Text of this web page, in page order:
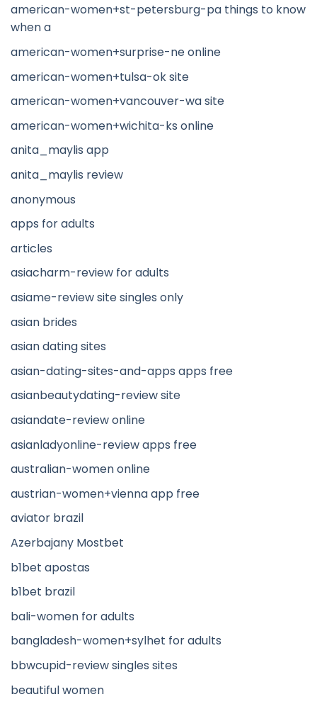
american-women+st-petersburg-pa things to know
when a
american-women+surprise-ne online
american-women+tulsa-ok site
american-women+vancouver-wa site
american-women+wichita-ks online
anita_maylis app
anita_maylis review
anonymous
apps for adults
articles
asiacharm-review for adults
asiame-review site singles only
asian brides
asian dating sites
asian-dating-sites-and-apps apps free
asianbeautydating-review site
asiandate-review online
asianladyonline-review apps free
australian-women online
austrian-women+vienna app free
aviator brazil
Azerbajany Mostbet
b1bet apostas
b1bet brazil
bali-women for adults
bangladesh-women+sylhet for adults
bbwcupid-review singles sites
beautiful women